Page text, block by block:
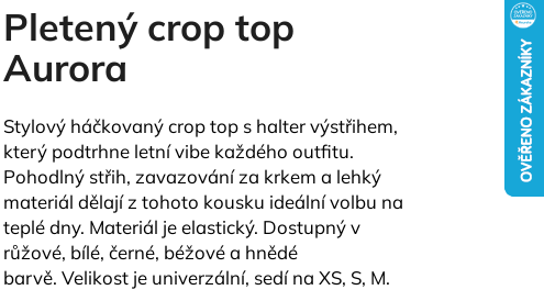
produktu
je
4,9
z
hvězdiček.
Pletený crop top
Aurora
Stylový háčkovaný crop top s halter výstřihem,
který podtrhne letní vibe každého outfitu.
Pohodlný střih, zavazování za krkem a lehký
materiál dělají z tohoto kousku ideální volbu na
teplé dny. Materiál je elastický. Dostupný v
růžové, bílé, černé, béžové a hnědé
barvě. Velikost je univerzální, sedí na XS, S, M.
Následující